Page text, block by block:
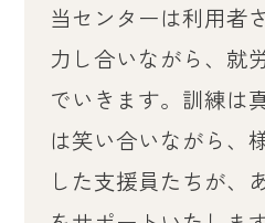
当センターは利用者
力し合いながら、就
でいきます。訓練は
は笑い合いながら、
した支援員たちが、